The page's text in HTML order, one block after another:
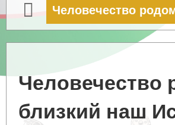
Человечество
Человечество
близкий наш